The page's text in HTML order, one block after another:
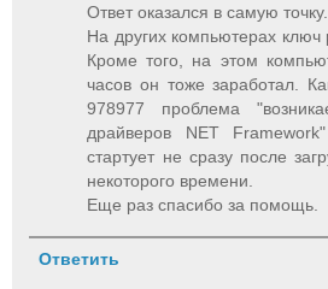
Ответ оказался в самую точку.
На других компьютерах ключ
Кроме того, на этом
часов он тоже заработал.
978977 проблема
драйверов NET
стартует не сразу после
некоторого времени.
Еще раз спасибо за помощь.
Ответить